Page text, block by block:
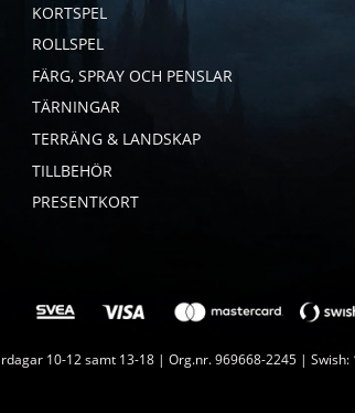
KORTSPEL
ROLLSPEL
FÄRG, SPRAY OCH PENSLAR
TÄRNINGAR
TERRÄNG & LANDSKAP
TILLBEHÖR
PRESENTKORT
10-12 samt 13-18 | Org.nr. 969668-2245 |